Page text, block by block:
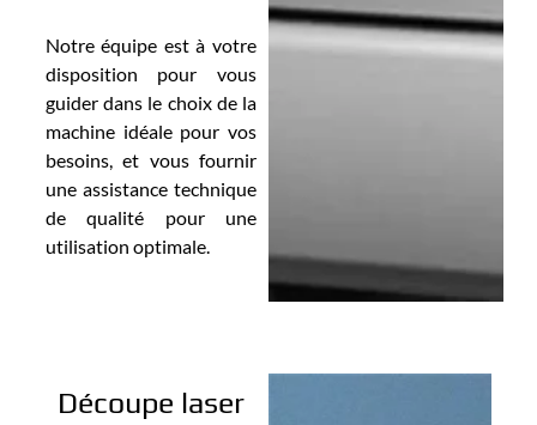
Notre équipe est à votre
disposition pour vous
guider dans le choix de la
machine idéale pour vos
besoins, et vous fournir
une assistance technique
de qualité pour une
utilisation optimale.
Découpe laser